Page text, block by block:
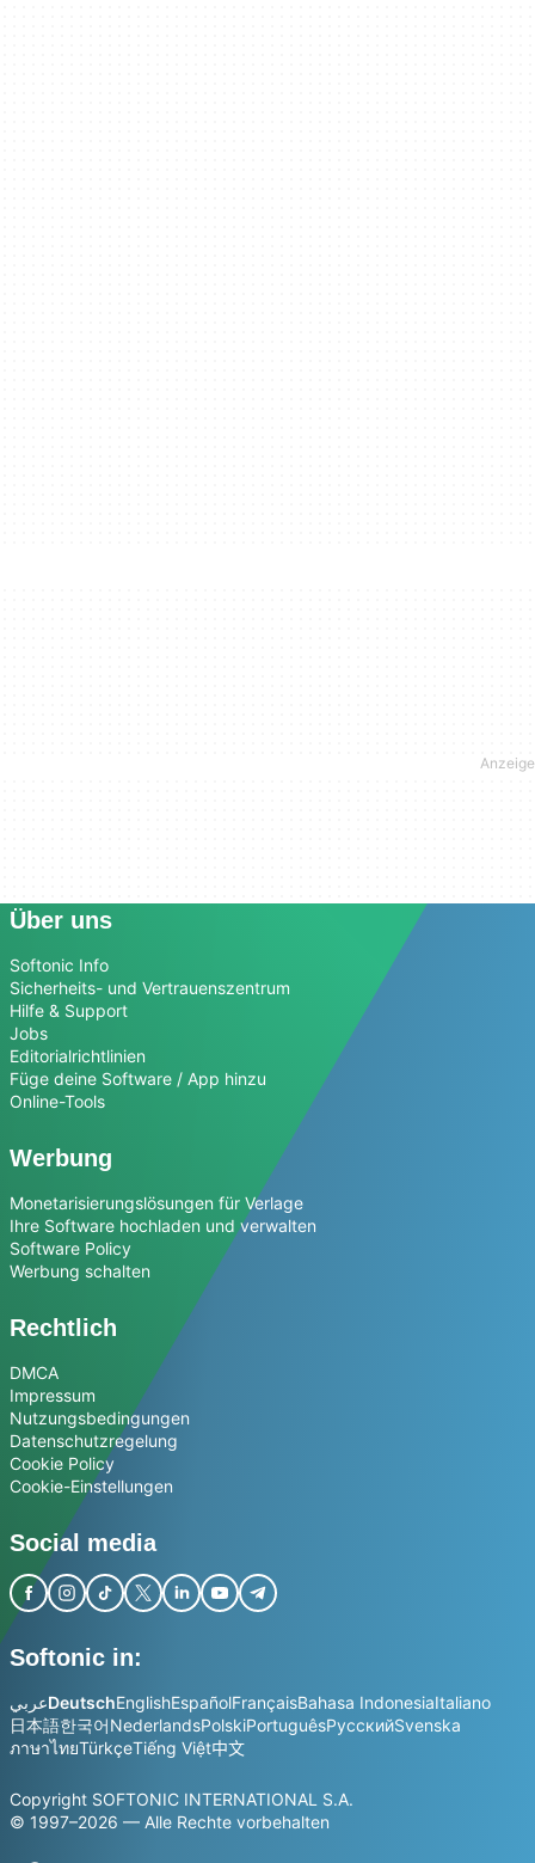
Über uns
Softonic Info
Sicherheits- und Vertrauenszentrum
Hilfe & Support
Jobs
Editorialrichtlinien
Füge deine Software / App hinzu
Online-Tools
Werbung
Monetarisierungslösungen für Verlage
Ihre Software hochladen und verwalten
Software Policy
Werbung schalten
Rechtlich
DMCA
Impressum
Nutzungsbedingungen
Datenschutzregelung
Cookie Policy
Cookie-Einstellungen
Social media
Softonic in:
عربيDeutschEnglishEspañolFrançaisBahasa IndonesiaItaliano
日本語한국어NederlandsPolskiPortuguêsРусскийSvenska
ภาษาไทยTürkçeTiếng Việt中文
Copyright SOFTONIC INTERNATIONAL S.A.
© 1997–2026 — Alle Rechte vorbehalten